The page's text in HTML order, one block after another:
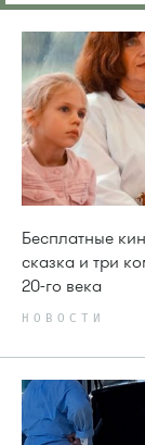
Бесплатные
сказка и три
20-го века
НОВОСТИ